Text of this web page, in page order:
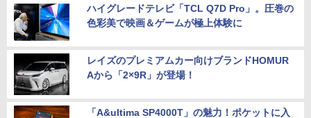
ハイグレードテレビ「TCL Q7D Pro」。圧巻の
色彩美で映画＆ゲームが極上体験に
レイズのプレミアムカー向けブランドHOMUR
Aから「2×9R」が登場！
「A&ultima SP4000T」の魅力！ポケットに入